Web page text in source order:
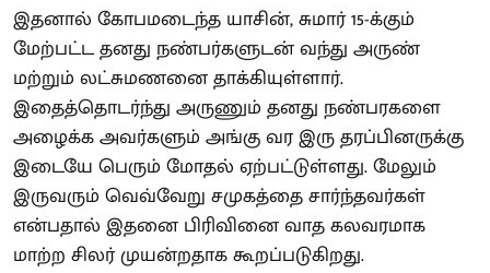
இதனால் கோபமடைந்த யாசின், சுமார் 15-க்கும்
மேற்பட்ட தனது நண்பர்களுடன் வந்து அருண்
மற்றும் லட்சுமணனை தாக்கியுள்ளார்.
இதைத்தொடர்ந்து அருணும் தனது நண்பரகளை
அழைக்க அவர்களும் அங்கு வர இரு தரப்பினருக்கு
இடையே பெரும் மோதல் ஏற்பட்டுள்ளது. மேலும்
இருவரும் வெவ்வேறு சமுகத்தை சார்ந்தவர்கள்
என்பதால் இதனை பிரிவினை வாத கலவரமாக
மாற்ற சிலர் முயன்றதாக கூறப்படுகிறது.